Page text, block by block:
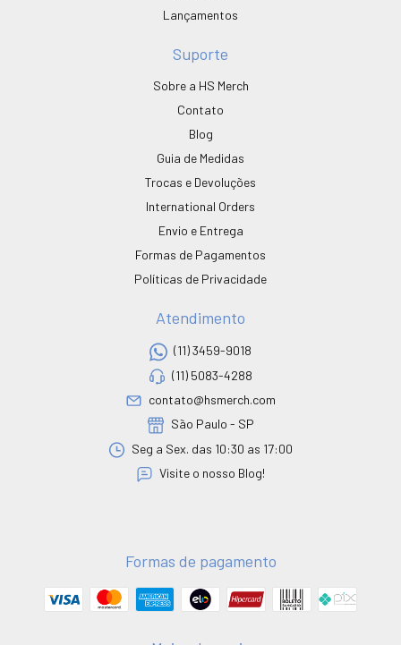
Lançamentos
Suporte
Sobre a HS Merch
Contato
Blog
Guia de Medidas
Trocas e Devoluções
International Orders
Envio e Entrega
Formas de Pagamentos
Políticas de Privacidade
Atendimento
(11) 3459-9018
(11) 5083-4288
contato@hsmerch.com
São Paulo - SP
Seg a Sex. das 10:30 as 17:00
Visite o nosso Blog!
Formas de pagamento